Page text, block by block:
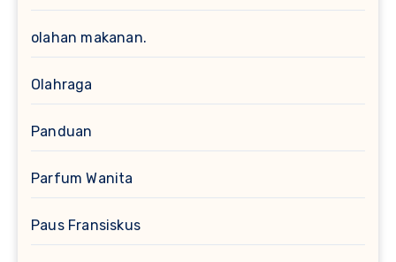
olahan makanan.
Olahraga
Panduan
Parfum Wanita
Paus Fransiskus